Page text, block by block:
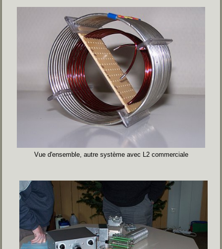
Vue d'ensemble, autre système avec L2 commerciale